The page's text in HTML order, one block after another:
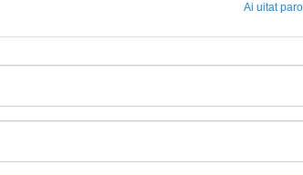
Ai uitat